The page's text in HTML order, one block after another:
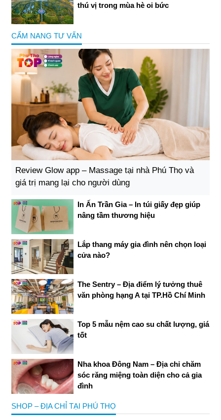
thú vị trong mùa hè oi bức
CẨM NANG TƯ VẤN
Review Glow app – Massage tại nhà Phú Thọ và
giá trị mang lại cho người dùng
In Ấn Trần Gia – In túi giấy đẹp giúp
nâng tầm thương hiệu
Lắp thang máy gia đình nên chọn loại
cửa nào?
The Sentry – Địa điểm lý tưởng thuê
văn phòng hạng A tại TP.Hồ Chí Minh
Top 5 mẫu nệm cao su chất lượng, giá
tốt
Nha khoa Đông Nam – Địa chỉ chăm
sóc răng miệng toàn diện cho cả gia
đình
SHOP – ĐỊA CHỈ TẠI PHÚ THỌ